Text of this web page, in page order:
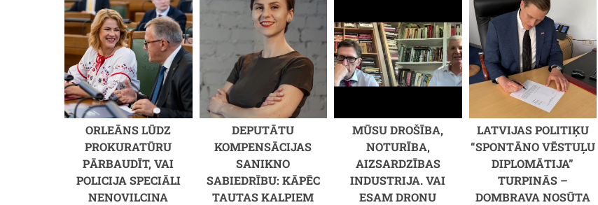
ORLEĀNS LŪDZ
PROKURATŪRU
PĀRBAUDĪT, VAI
POLICIJA SPECIĀLI
NENOVILCINA
DEPUTĀTU
KOMPENSĀCIJAS
SANIKNO
SABIEDRĪBU: KĀPĒC
TAUTAS KALPIEM
MŪSU DROŠĪBA,
NOTURĪBA,
AIZSARDZĪBAS
INDUSTRIJA. VAI
ESAM DRONU
LATVIJAS POLITIĶU
“SPONTĀNO VĒSTUĻU
DIPLOMĀTIJA”
TURPINĀS –
DOMBRAVA NOSŪTA